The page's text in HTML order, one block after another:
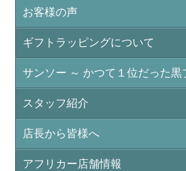
お客様の声
ギフトラッピングについて
サンソー ～ かつて１位だった黒
スタッフ紹介
店長から皆様へ
アフリカー店舗情報